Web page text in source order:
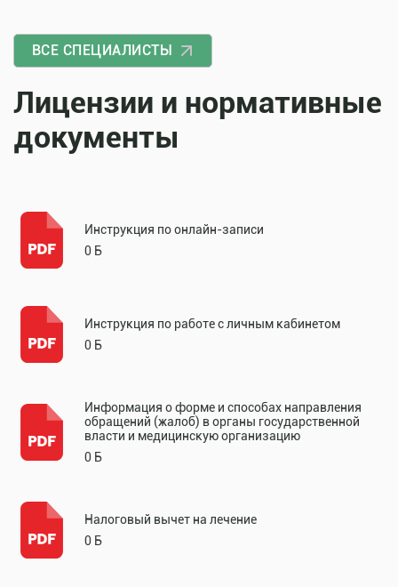
ВСЕ СПЕЦИАЛИСТЫ
Лицензии и нормативные
документы
Инструкция по онлайн-записи
0 Б
Инструкция по работе с личным кабинетом
0 Б
Информация о форме и способах направления
обращений (жалоб) в органы государственной
власти и медицинскую организацию
0 Б
Налоговый вычет на лечение
0 Б